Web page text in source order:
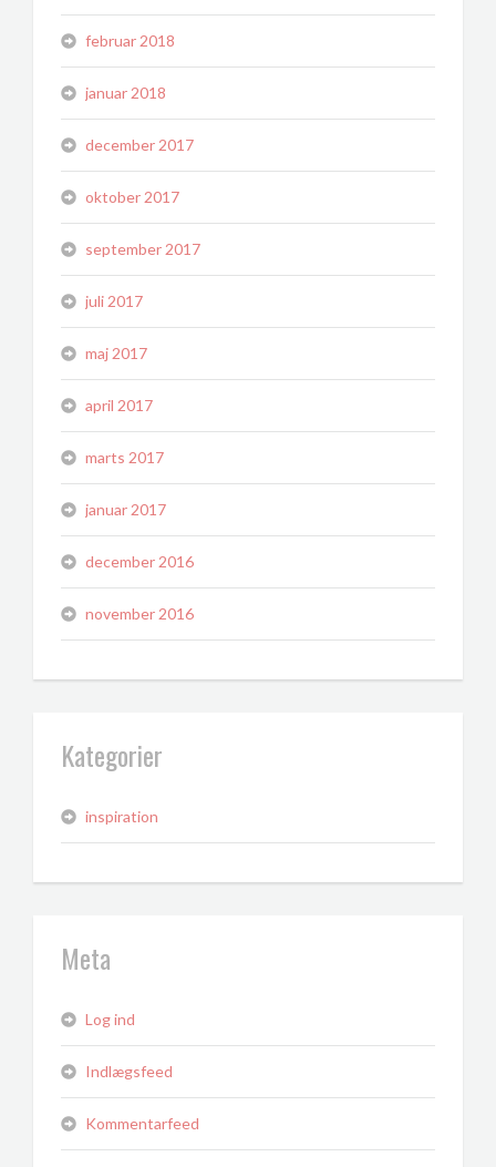
februar 2018
januar 2018
december 2017
oktober 2017
september 2017
juli 2017
maj 2017
april 2017
marts 2017
januar 2017
december 2016
november 2016
Kategorier
inspiration
Meta
Log ind
Indlægsfeed
Kommentarfeed